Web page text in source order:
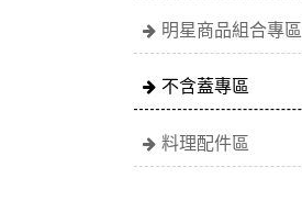
明星商品組合專區
不含蓋專區
料理配件區